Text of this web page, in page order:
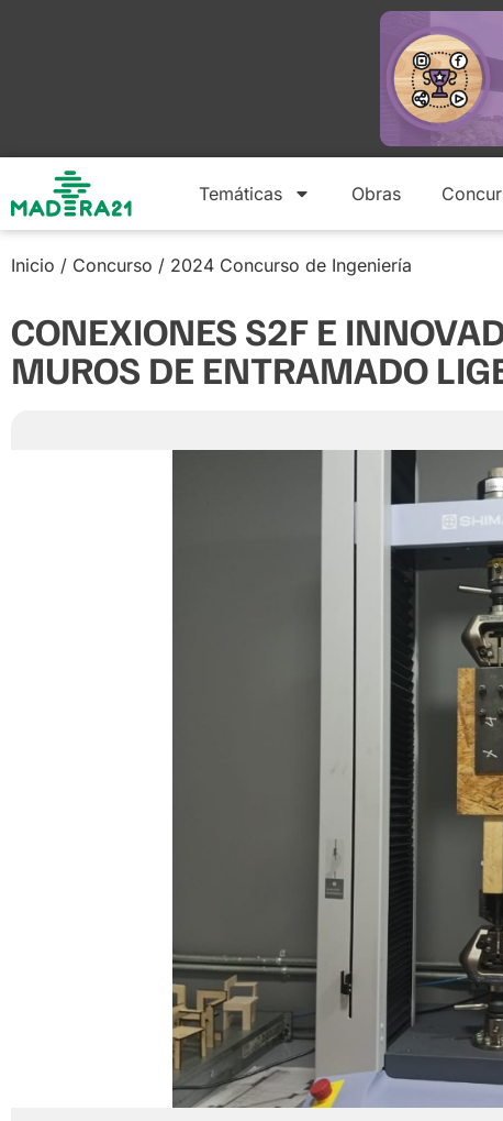
Temáticas Obras
Inicio / Concurso / 2024 Concurso de Ingeniería
CONEXIONES S2F E
MUROS DE ENTRAMADO